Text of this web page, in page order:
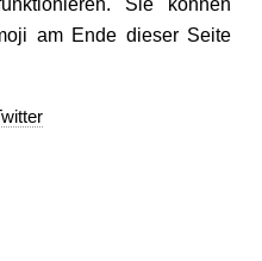
am Ende dieser Seite